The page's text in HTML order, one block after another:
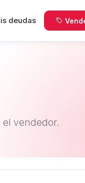
deudas
vendedor.